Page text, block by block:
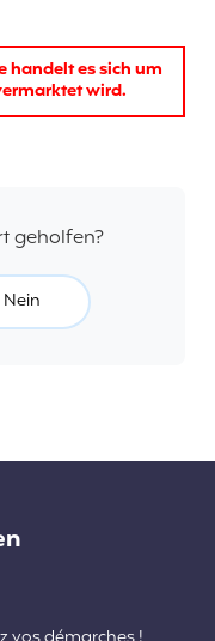
handelt es sich um
wird.
geholfen?
Nein